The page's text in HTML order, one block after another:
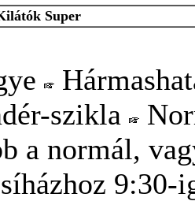
Super
szikla
a normál,